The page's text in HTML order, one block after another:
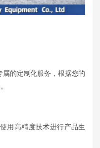
的定制化服务，根据您的
用高精度技术进行产品生